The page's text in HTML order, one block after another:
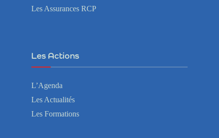
Les Assurances RCP
Les Actions
L’Agenda
Les Actualités
Les Formations